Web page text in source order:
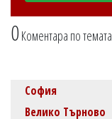
0Коментара по темата
София
Велико Търново